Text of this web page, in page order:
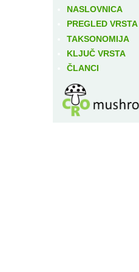
NASLOVNICA
PREGLED VRSTA
TAKSONOMIJA
KLJUČ VRSTA
ČLANCI